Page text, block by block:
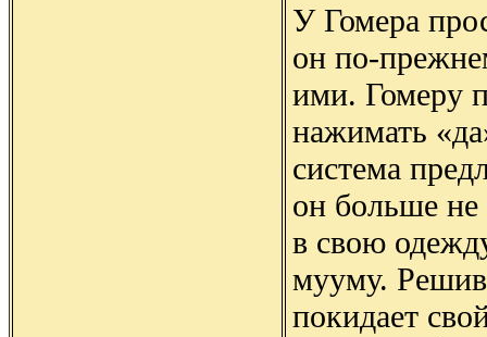
У Гомера
он по-
ими. Гомеру
нажимать
система
он больше не
в свою
мууму.
покидает